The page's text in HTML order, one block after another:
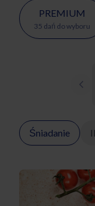
PREMIUM
35 dań do wyboru
Śniadanie